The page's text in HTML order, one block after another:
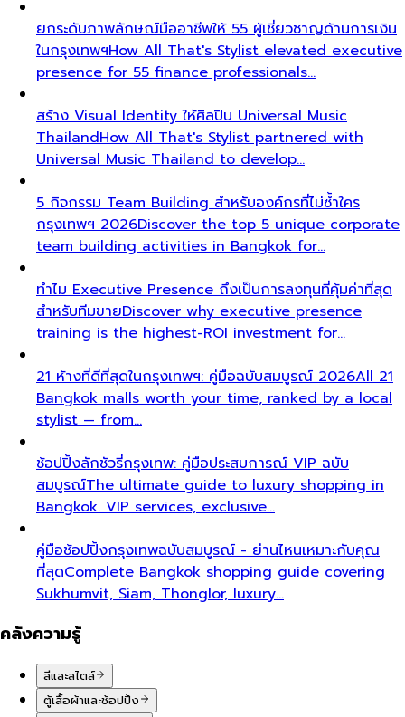
ยกระดับภาพลักษณ์มืออาชีพให้ 55 ผู้เชี่ยวชาญด้านการเงิน
ในกรุงเทพฯHow All That's Stylist elevated executive
presence for 55 finance professionals…
สร้าง Visual Identity ให้ศิลปิน Universal Music
ThailandHow All That's Stylist partnered with
Universal Music Thailand to develop…
5 กิจกรรม Team Building สำหรับองค์กรที่ไม่ซ้ำใคร
กรุงเทพฯ 2026Discover the top 5 unique corporate
team building activities in Bangkok for…
ทำไม Executive Presence ถึงเป็นการลงทุนที่คุ้มค่าที่สุด
สำหรับทีมขายDiscover why executive presence
training is the highest-ROI investment for…
21 ห้างที่ดีที่สุดในกรุงเทพฯ: คู่มือฉบับสมบูรณ์ 2026All 21
Bangkok malls worth your time, ranked by a local
stylist — from…
ช้อปปิ้งลักชัวรี่กรุงเทพ: คู่มือประสบการณ์ VIP ฉบับ
สมบูรณ์The ultimate guide to luxury shopping in
Bangkok. VIP services, exclusive…
คู่มือช้อปปิ้งกรุงเทพฉบับสมบูรณ์ - ย่านไหนเหมาะกับคุณ
ที่สุดComplete Bangkok shopping guide covering
Sukhumvit, Siam, Thonglor, luxury…
คลังความรู้
สีและสไตล์
ตู้เสื้อผ้าและช้อปปิ้ง